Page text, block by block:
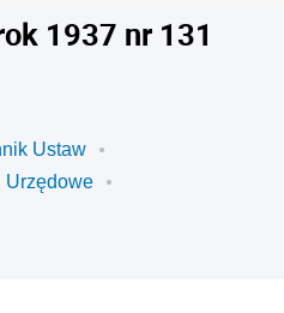
1937 nr 131
Ustaw
Urzędowe